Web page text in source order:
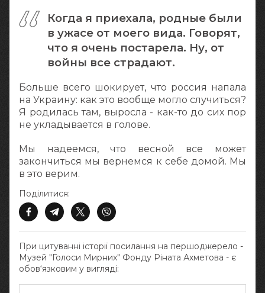
Когда я приехала, родные были
в ужасе от моего вида. Говорят,
что я очень постарела. Ну, от
войны все страдают.
Больше всего шокирует, что россия напала
на Украину: как это вообще могло случиться?
Я родилась там, выросла - как-то до сих пор
не укладывается в голове.
Мы надеемся, что весной все может
закончиться мы вернемся к себе домой. Мы
в это верим.
При цитуванні історії посилання на першоджерело -
Музей "Голоси Мирних" Фонду Ріната Ахметова - є
обов‘язковим у вигляді:
Поділитися: